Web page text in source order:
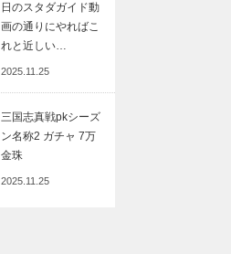
日のスタダガイド動
画の通りにやればこ
れと近しい…
2025.11.25
三国志真戦pkシーズ
ン名称2 ガチャ 7万
金珠
2025.11.25